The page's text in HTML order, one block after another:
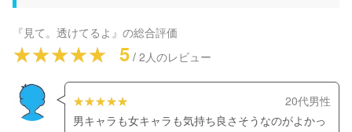
『見て。透けてるよ』 の総合評価
5 / 2 人のレビュー
20代男性
男キャラも女キャラも気持ち良さそうなのがよかっ